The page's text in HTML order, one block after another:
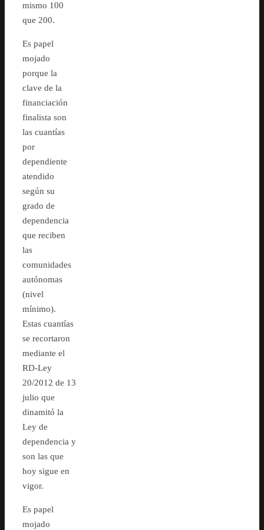
mismo 100
que 200.
Es papel
mojado
porque la
clave de la
financiación
finalista son
las cuantías
por
dependiente
atendido
según su
grado de
dependencia
que reciben
las
comunidades
autónomas
(nivel
mínimo).
Estas cuantías
se recortaron
mediante el
RD-Ley
20/2012 de 13
julio que
dinamitó la
Ley de
dependencia y
son las que
hoy sigue en
vigor.
Es papel
mojado